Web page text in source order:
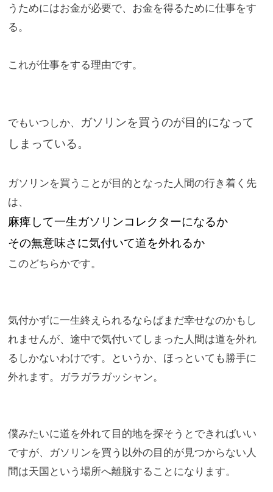
うためにはお金が必要で、 お金を得るために仕事をす
る。
これが仕事をする理由です。
でもいつしか、 ガソリンを買うのが目的になって
しまっている。
ガソリンを買うことが目的となった人間の行き着く先
は、
麻痺して一生ガソリンコレクターになるか
その無意味さに気付いて道を外れるか
このどちらかです。
気付かずに一生終えられるならばまだ幸せなのかもし
れませんが、 途中で気付いてしまった人間は道を外れ
るしかないわけです。
というか、ほっといても勝手に
外れます。ガラガラガッシャン。
僕みたいに道を外れて目的地を探そうとできればいい
ですが、 ガソリンを買う以外の目的が見つからない人
間は天国という場所へ離脱することになります。